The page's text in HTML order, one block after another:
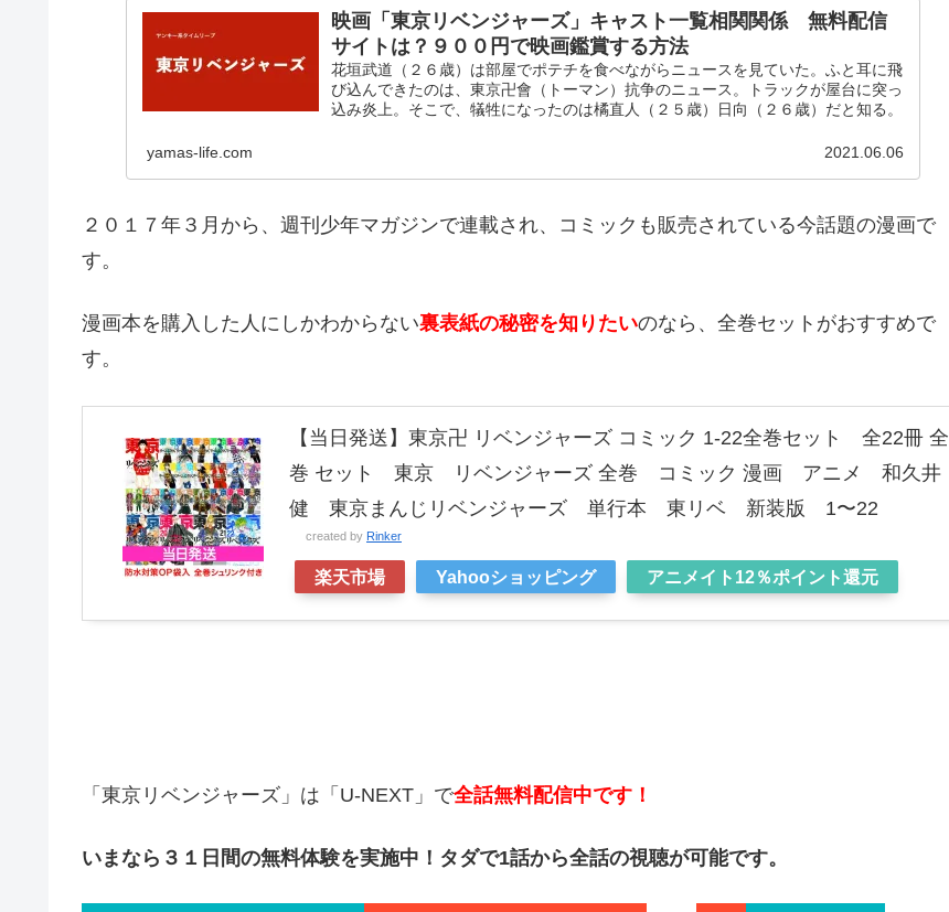
映画「東京リベンジャーズ」キャスト一覧相関関係 無料配信
サイトは？９００円で映画鑑賞する方法
花垣武道（２６歳）は部屋でポテチを食べながらニュースを見ていた。ふと耳に飛
び込んできたのは、東京卍會（トーマン）抗争のニュース。トラックが屋台に突っ
込み炎上。そこで、犠牲になったのは橘直人（２５歳）日向（２６歳）だと知る。
yamas-life.com 2021.06.06
２０１７年３月から、週刊少年マガジンで連載され、コミックも販売されている今話題の漫画で
す。
漫画本を購入した人にしかわからない裏表紙の秘密を知りたいのなら、全巻セットがおすすめで
す。
【当日発送】東京卍 リベンジャーズ コミック 1-22全巻セット 全22冊 全
巻 セット 東京 リベンジャーズ 全巻 コミック 漫画 アニメ 和久井
健 東京まんじリベンジャーズ 単行本 東リベ 新装版 1〜22
created by Rinker
楽天市場 Yahooショッピング アニメイト12％ポイント還元
「東京リベンジャーズ」は「U-NEXT」で全話無料配信中です！
いまなら３１日間の無料体験を実施中！タダで1話から全話の視聴が可能です。